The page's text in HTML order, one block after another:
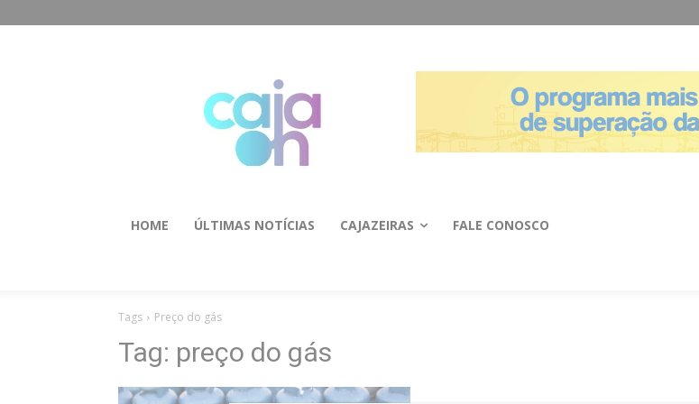
HOME ÚLTIMAS NOTÍCIAS CAJAZEIRAS FALE CONOSCO
Tags Preço do gás
Tag: preço do gás